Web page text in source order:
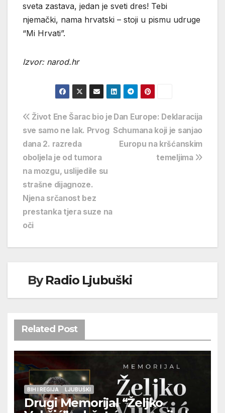
sveta zastava, jedan je sveti dres! Tebi
njemački, nama hrvatski – stoji u pismu udruge
“Mi Hrvati”.
Izvor: narod.hr
Navigacija
objava
Dan Europe: Deklaracija
Schumana koji je sanjao
Europu na kršćanskim
temeljima
Život Ene Šarac bio je
sve samo ne lak. Prvog
dana 2. razreda
oboljela je od tumora
na mozgu, uslijedile su
strašne dijagnoze.
Njena srčanost bez
prestanka tjera suze na
oči
ByRadio Ljubuški
Related Post
BIH I REGIJA LJUBUŠKI
Drugi Memorijal “Željko